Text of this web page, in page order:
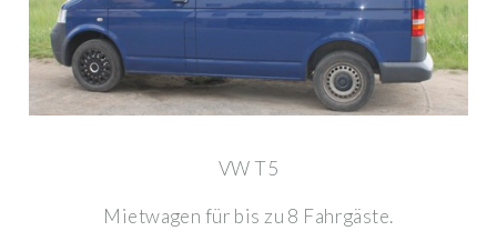
VW T5
Mietwagen für bis zu 8 Fahrgäste.